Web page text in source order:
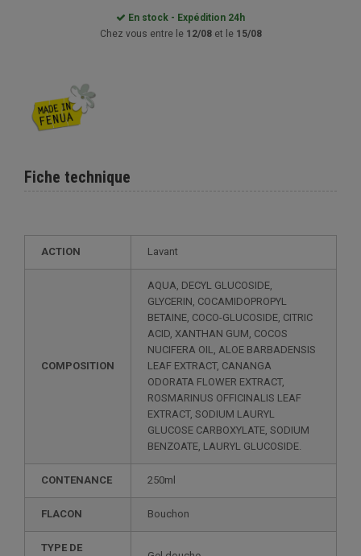
En stock - Expédition 24h
Chez vous entre le 12/08et le 15/08
Fiche technique
ACTION Lavant
COMPOSITION
AQUA, DECYL GLUCOSIDE,
GLYCERIN, COCAMIDOPROPYL
BETAINE, COCO-GLUCOSIDE, CITRIC
ACID, XANTHAN GUM, COCOS
NUCIFERA OIL, ALOE BARBADENSIS
LEAF EXTRACT, CANANGA
ODORATA FLOWER EXTRACT,
ROSMARINUS OFFICINALIS LEAF
EXTRACT, SODIUM LAURYL
GLUCOSE CARBOXYLATE, SODIUM
BENZOATE, LAURYL GLUCOSIDE.
CONTENANCE 250ml
FLACON Bouchon
TYPE DE